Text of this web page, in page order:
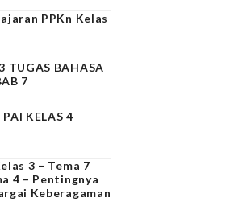
PPKn Kelas
TUGAS BAHASA
7
KELAS 4
3 – Tema 7
4 – Pentingnya
Keberagaman